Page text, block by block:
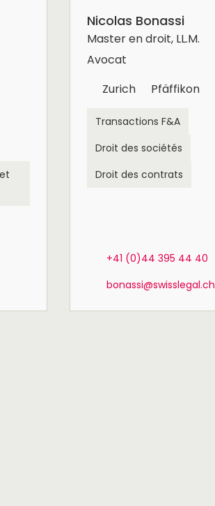
Nicolas Bonassi
Master en droit, LL.M.
Avocat
Zurich
Pfäffikon
Transactions F&A
Droit des sociétés
Droit des contrats
+41 (0)44 395 44 40
bonassi@swisslegal.ch